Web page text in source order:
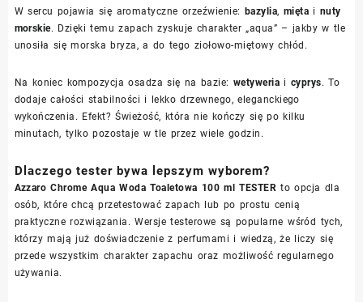
W sercu pojawia się aromatyczne orzeźwienie: bazylia, mięta i nuty
morskie. Dzięki temu zapach zyskuje charakter „aqua” – jakby w tle
unosiła się morska bryza, a do tego ziołowo-miętowy chłód.
Na koniec kompozycja osadza się na bazie: wetyweria i cyprys. To
dodaje całości stabilności i lekko drzewnego, eleganckiego
wykończenia. Efekt? Świeżość, która nie kończy się po kilku
minutach, tylko pozostaje w tle przez wiele godzin.
Dlaczego tester bywa lepszym wyborem?
Azzaro Chrome Aqua Woda Toaletowa 100 ml TESTER to opcja dla
osób, które chcą przetestować zapach lub po prostu cenią
praktyczne rozwiązania. Wersje testerowe są popularne wśród tych,
którzy mają już doświadczenie z perfumami i wiedzą, że liczy się
przede wszystkim charakter zapachu oraz możliwość regularnego
używania.